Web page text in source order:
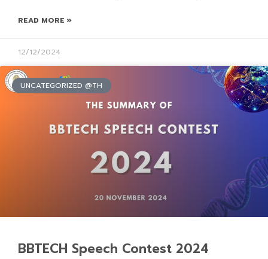
READ MORE »
12/12/2024
UNCATEGORIZED @TH
BBTECH Speech Contest 2024